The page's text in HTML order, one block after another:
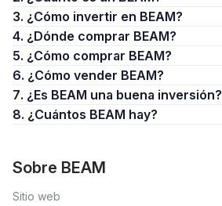
3. ¿Cómo invertir en BEAM?
4. ¿Dónde comprar BEAM?
5. ¿Cómo comprar BEAM?
6. ¿Cómo vender BEAM?
7. ¿Es BEAM una buena inversión?
8. ¿Cuántos BEAM hay?
Sobre BEAM
Sitio web